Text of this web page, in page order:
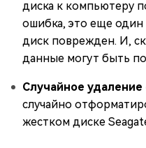
диска к компьютеру
ошибка, это еще один
диск поврежден. И,
данные могут быть
Случайное удаление
случайно
жестком диске